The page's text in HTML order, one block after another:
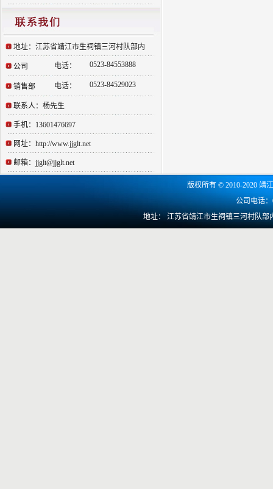
地址：江苏省靖江市生祠镇三河村队部内
公司 电话： 0523-84553888
销售部 电话： 0523-84529023
联系人：杨先生
手机：13601476697
网址：http://www.jjglt.net
邮箱：jjglt@jjglt.net
版权所有 © 2010-2020 靖
公司电话
地址： 江苏省靖江市生祠镇三河村队部